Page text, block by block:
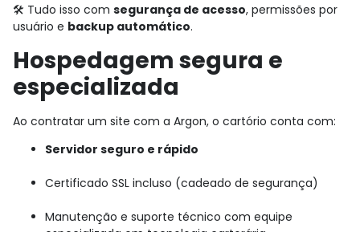
🛠️ Tudo isso com segurança de acesso, permissões por
usuário e backup automático.
Hospedagem segura e
especializada
Ao contratar um site com a Argon, o cartório conta com:
Servidor seguro e rápido
Certificado SSL incluso (cadeado de segurança)
Manutenção e suporte técnico com equipe